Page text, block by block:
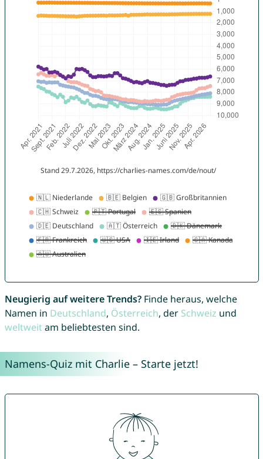
Neugierig auf weitere Trends?Finde heraus, welche
Namen in Deutschland, Österreich, der Schweiz und
weltweitam beliebtesten sind.
Namens-Quiz mit Charlie – Starte jetzt!